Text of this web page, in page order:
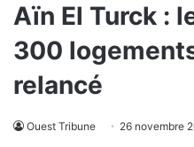
Aïn El Turck :
300
relancé
Ouest Tribune 26 novembre